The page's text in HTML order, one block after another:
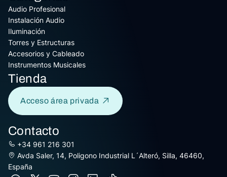
Audio Profesional
Instalación Audio
Iluminación
Torres y Estructuras
Accesorios y Cableado
Instrumentos Musicales
Tienda
Acceso área privada
Contacto
+34 961 216 301
Avda Saler, 14, Poligono Industrial L´Alteró, Silla, 46460,
España